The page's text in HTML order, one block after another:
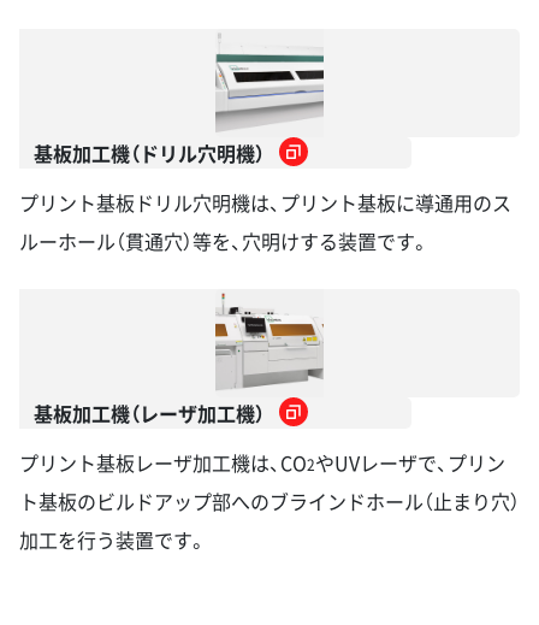
基板加工機（ドリル穴明機）
プリント基板ドリル穴明機は、プリント基板に導通用のス
ルーホール（貫通穴）等を、穴明けする装置です。
基板加工機（レーザ加工機）
プリント基板レーザ加工機は、CO2やUVレーザで、プリン
ト基板のビルドアップ部へのブラインドホール（止まり穴）
加工を行う装置です。